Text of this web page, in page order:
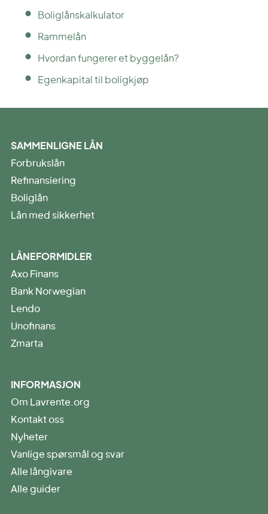
Boliglånskalkulator
Rammelån
Hvordan fungerer et byggelån?
Egenkapital til boligkjøp
SAMMENLIGNE LÅN
Forbrukslån
Refinansiering
Boliglån
Lån med sikkerhet
LÅNEFORMIDLER
Axo Finans
Bank Norwegian
Lendo
Unofinans
Zmarta
INFORMASJON
Om Lavrente.org
Kontakt oss
Nyheter
Vanlige spørsmål og svar
Alle långivare
Alle guider